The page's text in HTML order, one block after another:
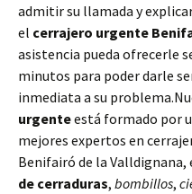
admitir su llamada y
el cerrajero urgente
asistencia pueda ofrecerle
minutos para poder darle
inmediata a su
urgenteestá formado por
mejores expertos en
Benifairó de la Valldignana,
de cerraduras, bombillos,